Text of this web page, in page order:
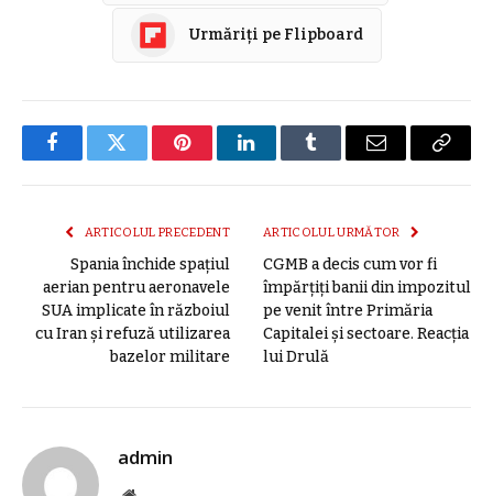
Urmăriți pe Flipboard
FacebookTwitter PinterestLinkedInTumblr E-
ARTICOLUL PRECEDENT
Spania închide spațiul
aerian pentru aeronavele
SUA implicate în războiul
cu Iran și refuză utilizarea
bazelor militare
ARTICOLUL URMĂTOR
CGMB a decis cum vor fi
împărţiţi banii din impozitul
pe venit între Primăria
Capitalei şi sectoare. Reacția
lui Drulă
admin